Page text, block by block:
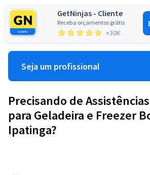
GetNinjas - Cliente
Receba orçamentos grátis
+30K
Seja um profissional
Precisando de
para Geladeira e Freezer
Ipatinga?